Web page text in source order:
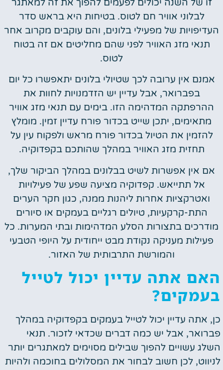
זו של השנה יכולים לפעמים להפוך את זה למאתגר
לבלוני אוויר חם לטוס. בטיחות היא בראש סדר
העדיפויות של מפעילי בלונים, והם עוקבים מקרוב אחר
תנאי מזג האוויר לפני שהם מחליטים אם זה בטוח
לטוס.
אמנם אין ערובה לכך שטיולי בלונים יתאפשרו כל יום
בפברואר, אבל עדיין יש הזדמנויות לחוות את
ההרפתקה המדהימה הזו. בימים עם תנאי מזג אוויר
מתאימים, יתכן שייט בכדור פורח עדיין זמין. מומלץ
להזמין את הטיול בכדור פורח מראש ולפקוח עין על
תחזית מזג האוויר במהלך שהותכם בקפדוקיה.
אם אין אפשרות לשיט בבלונים במהלך הביקור שלך,
אל תתייאש. קפדוקיה מציעה שפע של פעילויות
ואטרקציות אחרות ליהנות ממנה, כגון חקר הערים
התת-קרקעיות, טיולים רגליים בעמקים או סיורים
מודרכים בתצורות הסלע המדהימות ובתי המערות. כל
פעילות מעניקה נקודת מבט ייחודית על היופי הטבעי
והמורשת התרבותית של האזור.
האם אתה עדיין יכול לטייל
בעמקים?
כן, אתה עדיין יכול לטייל בעמקים בקפדוקיה במהלך
פברואר, אבל יש כמה דברים שכדאי לזכור. תנאי
השלג עשויים להפוך שבילים מסוימים למאתגרים יותר
לניווט, לכן חשוב לבחור את המסלולים בחוכמה ולהיות